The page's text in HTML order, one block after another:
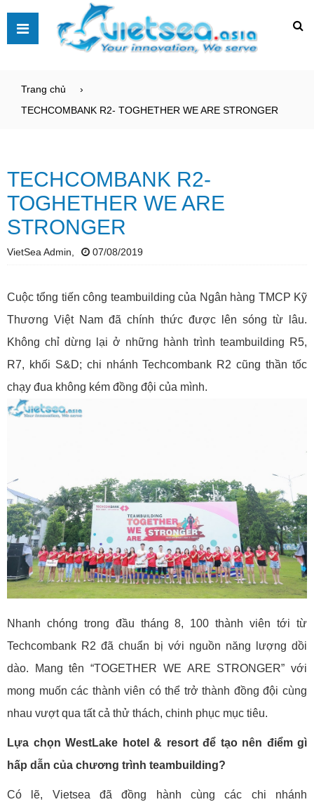
Trang chủ
TECHCOMBANK R2- TOGHETHER WE ARE STRONGER
TECHCOMBANK R2-
TOGHETHER WE ARE
STRONGER
VietSea Admin, 07/08/2019
Cuộc tổng tiến công teambuilding của Ngân hàng TMCP Kỹ
Thương Việt Nam đã chính thức được lên sóng từ lâu.
Không chỉ dừng lại ở những hành trình teambuilding R5,
R7, khối S&D; chi nhánh Techcombank R2 cũng thần tốc
chạy đua không kém đồng đội của mình.
Nhanh chóng trong đầu tháng 8, 100 thành viên tới từ
Techcombank R2 đã chuẩn bị với nguồn năng lượng dồi
dào. Mang tên “TOGETHER WE ARE STRONGER” với
mong muốn các thành viên có thể trở thành đồng đội cùng
nhau vượt qua tất cả thử thách, chinh phục mục tiêu.
Lựa chọn WestLake hotel & resort để tạo nên điểm gì
hấp dẫn của chương trình teambuilding?
Có lẽ, Vietsea đã đồng hành cùng các chi nhánh